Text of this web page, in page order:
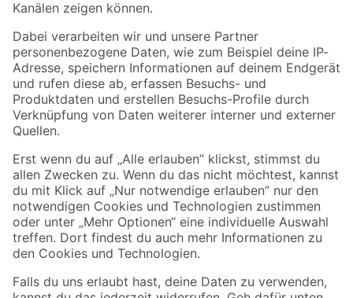
Zahlungsarten Versandarten
Sicher einkaufen
Jetzt die toom-App herunterladen
Alle Preisangaben in EUR inkl. gesetzl. MwSt.. Die dargestellten Angebote sind unter
Umständen nicht in allen Märkten verfügbar. Die angegebenen Verfügbarkeiten beziehen